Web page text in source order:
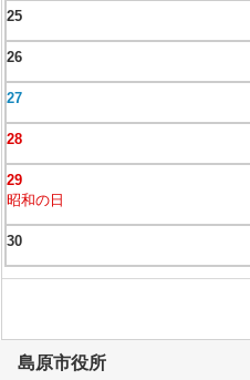
25
26
27
28
29
昭和の日
30
島原市役所